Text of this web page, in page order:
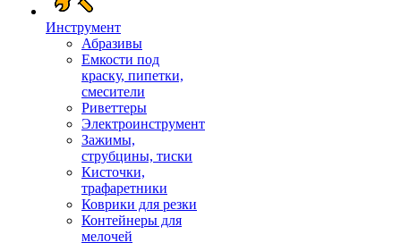
Инструмент
Абразивы
Емкости под
краску, пипетки,
смесители
Риветтеры
Электроинструмент
Зажимы,
струбцины, тиски
Кисточки,
трафаретники
Коврики для резки
Контейнеры для
мелочей